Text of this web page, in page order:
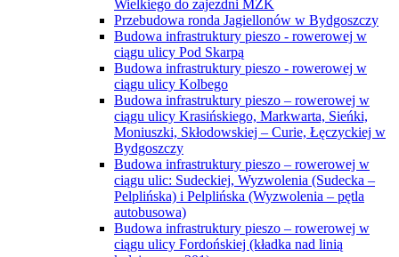
Wielkiego do zajezdni MZK
Przebudowa ronda Jagiellonów w Bydgoszczy
Budowa infrastruktury pieszo - rowerowej w
ciągu ulicy Pod Skarpą
Budowa infrastruktury pieszo - rowerowej w
ciągu ulicy Kolbego
Budowa infrastruktury pieszo – rowerowej w
ciągu ulicy Krasińskiego, Markwarta, Sieńki,
Moniuszki, Skłodowskiej – Curie, Łęczyckiej w
Bydgoszczy
Budowa infrastruktury pieszo – rowerowej w
ciągu ulic: Sudeckiej, Wyzwolenia (Sudecka –
Pelplińska) i Pelplińska (Wyzwolenia – pętla
autobusowa)
Budowa infrastruktury pieszo – rowerowej w
ciągu ulicy Fordońskiej (kładka nad linią